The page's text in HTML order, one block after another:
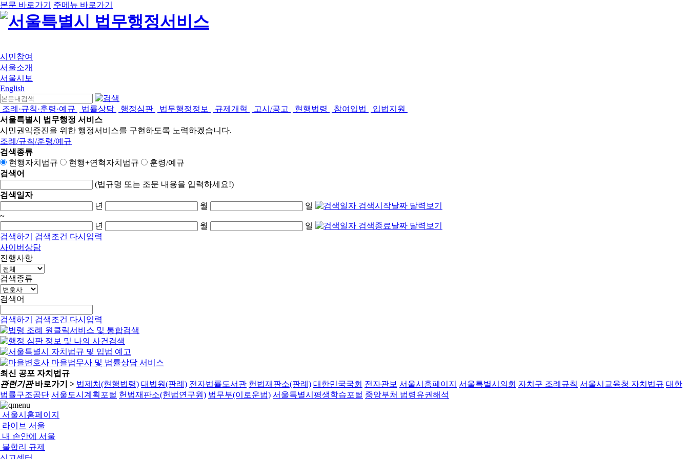
본문 바로가기 주메뉴 바로가기
시민참여
서울소개
서울시보
English
조례·규칙·훈령·예규 법률상담 행정심판 법무행정정보 규제개혁 고시/공고 현행법령 참여입법
입법지원
서울특별시 법무행정 서비스
시민권익증진을 위한 행정서비스를 구현하도록 노력하겠습니다.
조례/규칙/훈령/예규
검색종류
현행자치법규
현행+연혁자치법규
훈령/예규
검색어
(법규명 또는 조문 내용을 입력하세요!)
검색일자
년
월
일
~
년
월
일
검색하기
검색조건 다시입력
사이버상담
진행사항
검색종류
검색어
검색하기 검색조건 다시입력
최신 공포 자치법규
관련기관바로가기 > 법제처(현행법령) 대법원(판례) 전자법률도서관 헌법재판소(판례) 대한민국국회 전자관보 서울시홈페이지 서울특별시의회 자치구 조례규칙 서울시교육청 자치법규 대한
법률구조공단 서울도시계획포털 헌법재판소(헌법연구원) 법무부(이로운법) 서울특별시평생학습포털 중앙부처 법령유권해석
서울시홈페이지
라이브 서울
내 손안에 서울
불합리 규제